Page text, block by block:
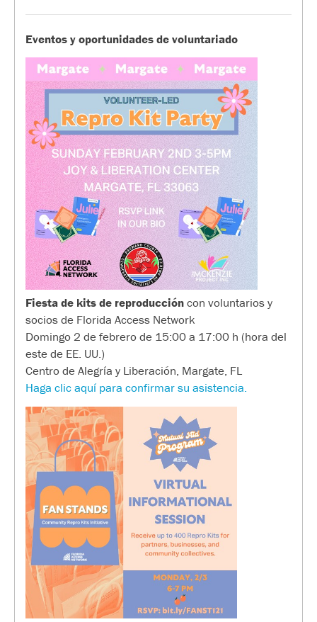
Eventos y oportunidades de voluntariado
Fiesta de kits de reproduccióncon voluntarios y
socios de Florida Access Network
Domingo 2 de febrero de 15:00 a 17:00 h (hora del
este de EE. UU.)
Centro de Alegría y Liberación, Margate, FL
Haga clic aquí para confirmar su asistencia.